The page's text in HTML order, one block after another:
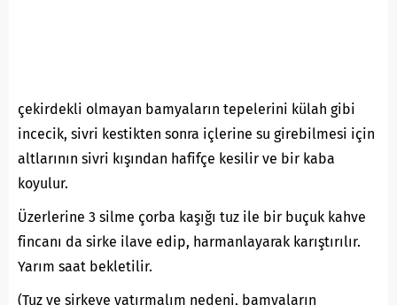
çekirdekli olmayan bamyaların tepelerini külah gibi
incecik, sivri kestikten sonra içlerine su girebilmesi için
altlarının sivri kışından hafifçe kesilir ve bir kaba
koyulur.
Üzerlerine 3 silme çorba kaşığı tuz ile bir buçuk kahve
fincanı da sirke ilave edip, harmanlayarak karıştırılır.
Yarım saat bekletilir.
(Tuz ve sirkeye yatırmalım nedeni, bamyaların